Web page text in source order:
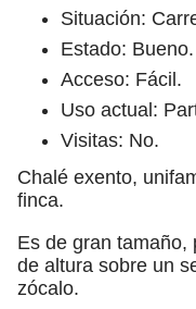
Situación:
Estado: Bueno.
Acceso: Fácil.
Uso actual:
Visitas: No.
Chalé exento,
finca.
Es de gran tamaño,
de altura sobre un
zócalo.